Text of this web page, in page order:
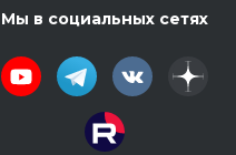
Мы в социальных сетях